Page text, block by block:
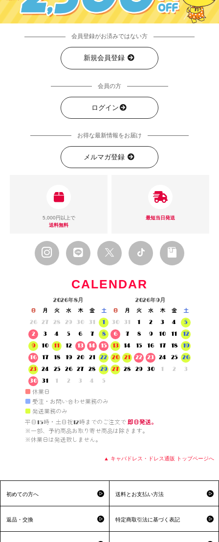
会員登録がお済みではない方
新規会員登録
会員の方
ログイン
お得な最新情報をお届け
メルマガ登録
5,000円以上で
送料無料
最短当日発送
CALENDAR
2026年8月
日 月 火 水 木 金
土
26
27 28 29 30 31
1
2
3 4 5 6 7
8
9
10 11 12 13 14
15
16
17 18 19 20 21
22
23
24 25 26 27 28
29
30
31 1 2 3 4 5
2026年9月
日 月 火 水 木 金
土
30
31 1 2 3 4
5
6
7 8 9 10 11
12
13
14 15 16 17 18
19
20
21 22 23 24 25
26
27
28 29 30 1 2 3
■ 休業日
■ 受注・お問い合わせ業務のみ
■ 発送業務のみ
平日15時・土日祝12時までのご注文で 即日発送。
※一部、予約商品お取り寄せ商品は除きます。
※休業日は発送致しません。
▲ キャバドレス・ドレス通販 トップページへ
初めての方へ 送料とお支払い方法
返品・交換 特定商取引法に基づく表記